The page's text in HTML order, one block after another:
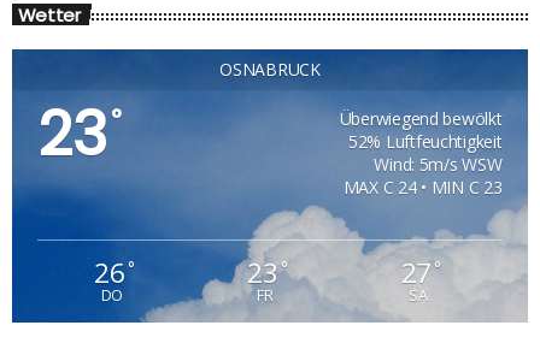
Wetter
OSNABRÜCK
23°
Überwiegend bewölkt
52% Luftfeuchtigkeit
Wind: 5m/s WSW
MAX C 24 • MIN C 23
26°
DO
23°
FR
27°
SA